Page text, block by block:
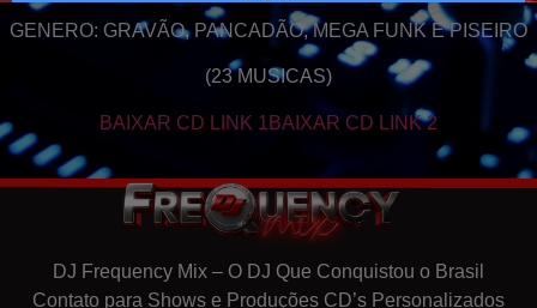
GENERO: GRAVÃO, PANCADÃO, MEGA FUNK E PISEIRO
(23 MUSICAS)
BAIXAR CD LINK 1 BAIXAR CD LINK 2
DJ Frequency Mix – O DJ Que Conquistou o Brasil
Contato para Shows e Produções CD’s Personalizados